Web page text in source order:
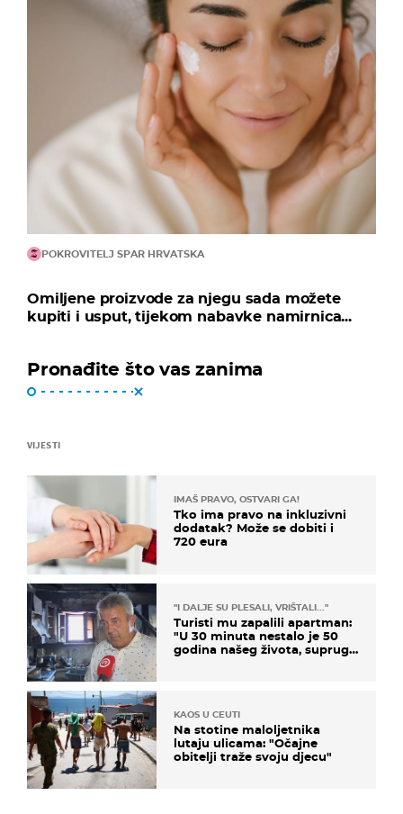
POKROVITELJ SPAR HRVATSKA
Omiljene proizvode za njegu sada možete
kupiti i usput, tijekom nabavke namirnica...
Pronađite što vas zanima
VIJESTI
IMAŠ PRAVO, OSTVARI GA!
Tko ima pravo na inkluzivni
dodatak? Može se dobiti i
720 eura
"I DALJE SU PLESALI, VRIŠTALI..."
Turisti mu zapalili apartman:
"U 30 minuta nestalo je 50
godina našeg života, supruga
KAOS U CEUTI
Na stotine maloljetnika
lutaju ulicama: "Očajne
obitelji traže svoju djecu"